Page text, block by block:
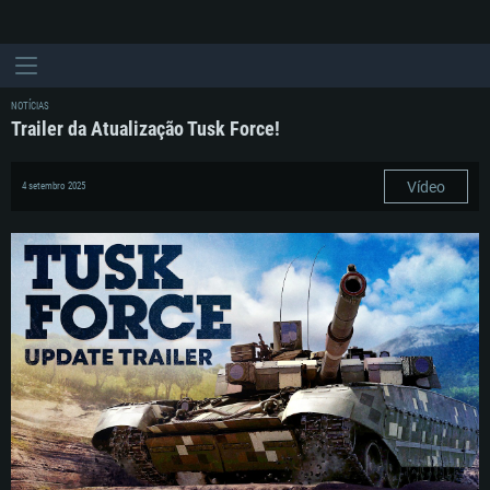
NOTÍCIAS
Trailer da Atualização Tusk Force!
4 setembro 2025 Vídeo